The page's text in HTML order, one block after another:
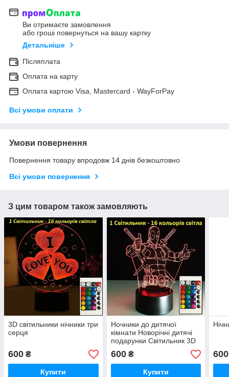
Ви отримаєте замовлення
або гроші повернуться на вашу картку
Детальніше
Післяплата
Оплата на карту
Оплата картою Visa, Mastercard - WayForPay
Всі умови оплати
Умови повернення
Повернення товару впродовж 14 днів безкоштовно
Всі умови повернення
З цим товаром також замовляють
3D світильники нічники три
серця
600 ₴
Купити
Ночники до дитячої
кімнати Новорічні дитячі
подарунки Світильник 3D
Дедпул
600₴
Купити
600